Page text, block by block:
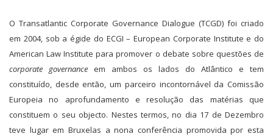
O Transatlantic Corporate Governance Dialogue (TCGD) foi criado
em 2004, sob a égide do ECGI – European Corporate Institute e do
American Law Institute para promover o debate sobre questões de
corporate governance em ambos os lados do Atlântico e tem
constituído, desde então, um parceiro incontornável da Comissão
Europeia no aprofundamento e resolução das matérias que
constituem o seu objecto. Nestes termos, no dia 17 de Dezembro
teve lugar em Bruxelas a nona conferência promovida por esta